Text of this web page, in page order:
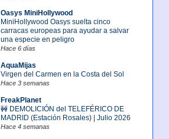
Oasys MiniHollywood
MiniHollywood Oasys suelta cinco
carracas europeas para ayudar a salvar
una especie en peligro
Hace 6 días
AquaMijas
Virgen del Carmen en la Costa del Sol
Hace 3 semanas
FreakPlanet
🚧 DEMOLICIÓN del TELEFÉRICO DE
MADRID (Estación Rosales) | Julio 2026
Hace 4 semanas